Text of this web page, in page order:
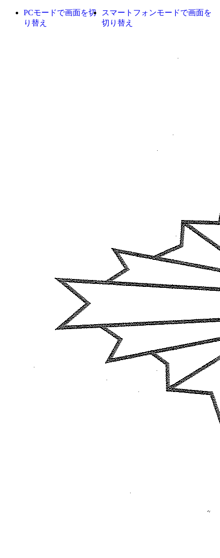
PCモードで画面を切
り替え
スマートフォンモードで画面を
切り替え